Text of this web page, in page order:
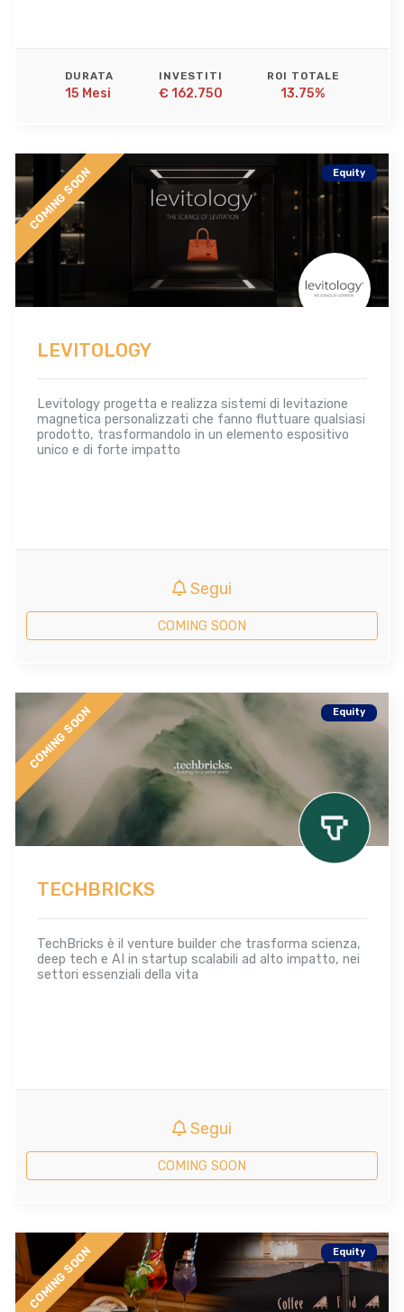
COMING SOON Equity
LEVITOLOGY
Levitology progetta e realizza sistemi di levitazione
magnetica personalizzati che fanno fluttuare qualsiasi
prodotto, trasformandolo in un elemento espositivo
unico e di forte impatto
Segui
COMING SOON
COMING SOON Equity
TECHBRICKS
TechBricks è il venture builder che trasforma scienza,
deep tech e AI in startup scalabili ad alto impatto, nei
settori essenziali della vita
Segui
COMING SOON
COMING SOON Equity
DURATA
15 Mesi
INVESTITI
€ 162.750
ROI TOTALE
13.75%